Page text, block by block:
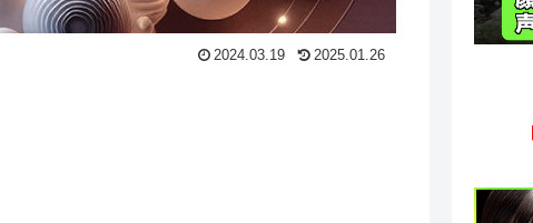
2024.03.19 2025.01.26